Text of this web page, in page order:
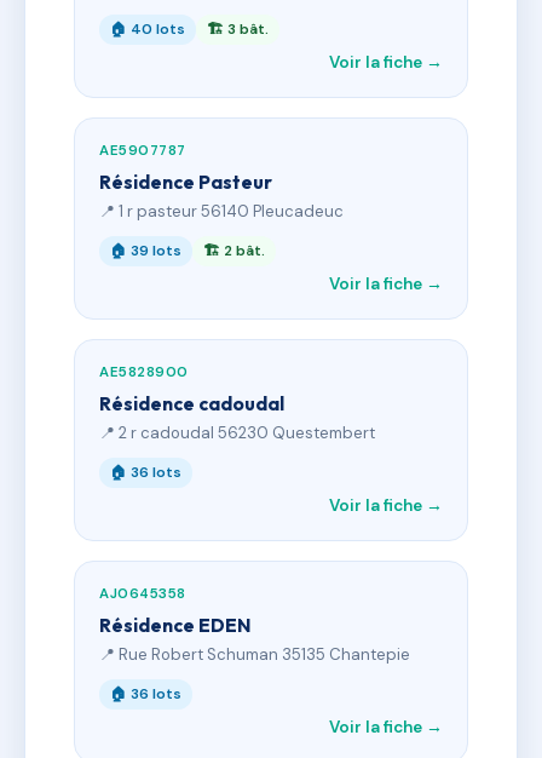
🏠 40 lots 🏗 3 bât.
Voir la fiche →
AE5907787
Résidence Pasteur
📍 1 r pasteur 56140 Pleucadeuc
🏠 39 lots 🏗 2 bât.
Voir la fiche →
AE5828900
Résidence cadoudal
📍 2 r cadoudal 56230 Questembert
🏠 36 lots
Voir la fiche →
AJ0645358
Résidence EDEN
📍 Rue Robert Schuman 35135 Chantepie
🏠 36 lots
Voir la fiche →